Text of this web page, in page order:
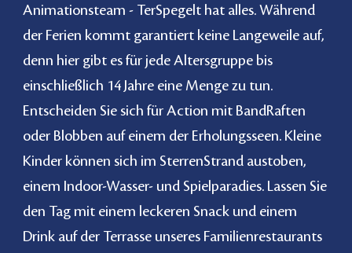
Animationsteam - TerSpegelt hat alles. Während
der Ferien kommt garantiert keine Langeweile auf,
denn hier gibt es für jede Altersgruppe bis
einschließlich 14 Jahre eine Menge zu tun.
Entscheiden Sie sich für Action mit BandRaften
oder Blobben auf einem der Erholungsseen. Kleine
Kinder können sich im SterrenStrand austoben,
einem Indoor-Wasser- und Spielparadies. Lassen Sie
den Tag mit einem leckeren Snack und einem
Drink auf der Terrasse unseres Familienrestaurants